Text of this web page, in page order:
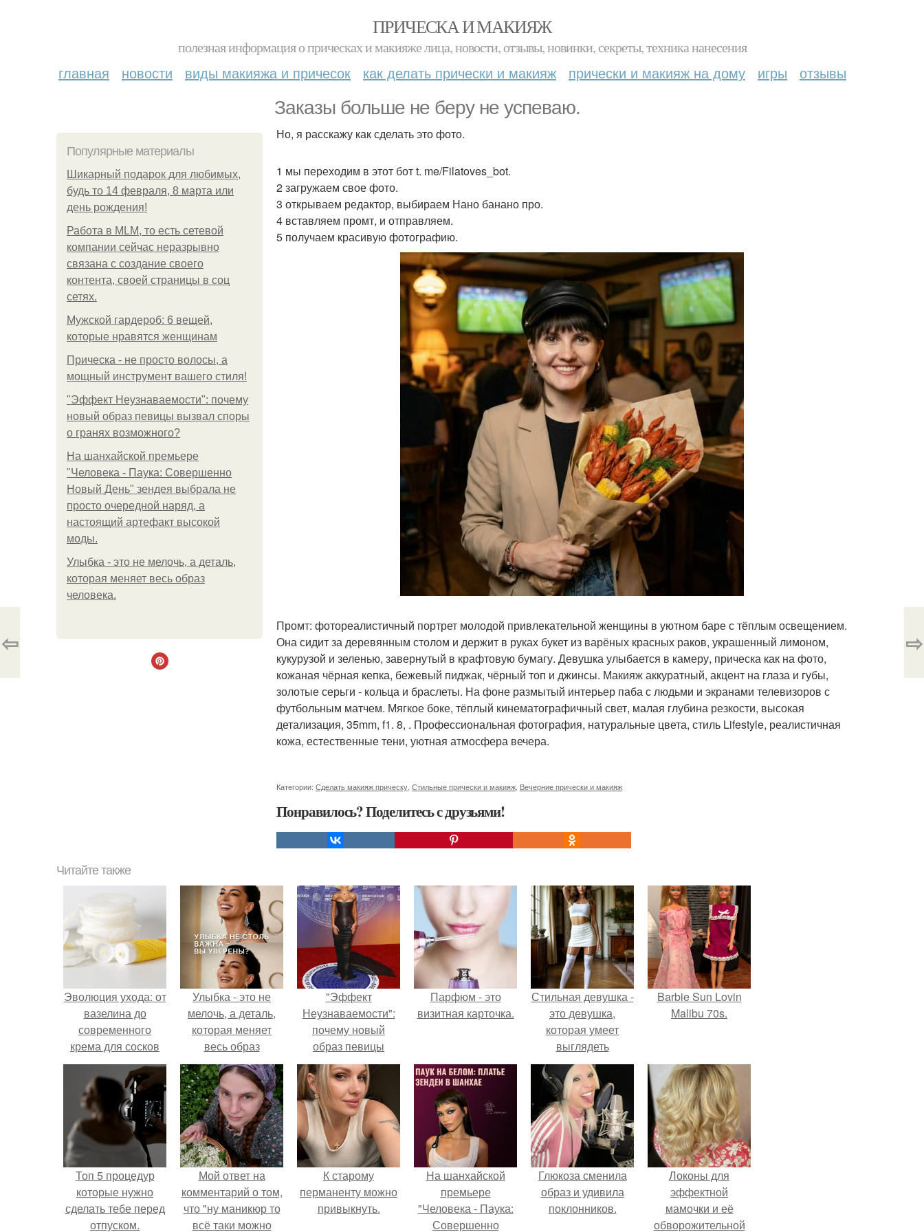
ПРИЧЕСКА И МАКИЯЖ
полезная информация о прическах и макияже лица, новости, отзывы, новинки, секреты, техника нанесения
главная новости виды макияжа и причесок как делать прически и макияж прически и макияж на дому игры отзывы
Заказы больше не беру не успеваю.
Популярные материалы
Шикарный подарок для любимых,
будь то 14 февраля, 8 марта или
день рождения!
Работа в MLM, то есть сетевой
компании сейчас неразрывно
связана с создание своего
контента, своей страницы в соц
сетях.
Мужской гардероб: 6 вещей,
которые нравятся женщинам
Прическа - не просто волосы, а
мощный инструмент вашего стиля!
"Эффект Неузнаваемости": почему
новый образ певицы вызвал споры
о гранях возможного?
На шанхайской премьере
"Человека - Паука: Совершенно
Новый День" зендея выбрала не
просто очередной наряд, а
настоящий артефакт высокой
моды.
Улыбка - это не мелочь, а деталь,
которая меняет весь образ
человека.
Но, я расскажу как сделать это фото.
1 мы переходим в этот бот t. me/Filatoves_bot.
2 загружаем свое фото.
3 открываем редактор, выбираем Нано банано про.
4 вставляем промт, и отправляем.
5 получаем красивую фотографию.
Промт: фотореалистичный портрет молодой привлекательной женщины в уютном баре с тёплым освещением.
Она сидит за деревянным столом и держит в руках букет из варёных красных раков, украшенный лимоном,
кукурузой и зеленью, завернутый в крафтовую бумагу. Девушка улыбается в камеру, прическа как на фото,
кожаная чёрная кепка, бежевый пиджак, чёрный топ и джинсы. Макияж аккуратный, акцент на глаза и губы,
золотые серьги - кольца и браслеты. На фоне размытый интерьер паба с людьми и экранами телевизоров с
футбольным матчем. Мягкое боке, тёплый кинематографичный свет, малая глубина резкости, высокая
детализация, 35mm, f1. 8, . Профессиональная фотография, натуральные цвета, стиль Lifestyle, реалистичная
кожа, естественные тени, уютная атмосфера вечера.
Категории: Сделать макияж прическу Стильные прически и макияж Вечерние прически и макияж
Понравилось? Поделитесь с друзьями!
⇦ ⇨
Читайте также
Эволюция ухода: от
вазелина до
современного
крема для сосков
Улыбка - это не
мелочь, а деталь,
которая меняет
весь образ
человека.
"Эффект
Неузнаваемости":
почему новый
образ певицы
вызвал споры о
гранях
возможного?
Парфюм - это
визитная карточка.
Стильная девушка -
это девушка,
которая умеет
выглядеть
привлекательно и
элегантно в любои
ситуации.
Barbie Sun Lovin
Malibu 70s.
Топ 5 процедур
которые нужно
сделать тебе перед
отпуском.
Мой ответ на
комментарий о том,
что "ну маникюр то
всё таки можно
К старому
перманенту можно
привыкнуть.
На шанхайской
премьере
"Человека - Паука:
Совершенно
Глюкоза сменила
образ и удивила
поклонников.
Локоны для
эффектной
мамочки и её
обворожительной